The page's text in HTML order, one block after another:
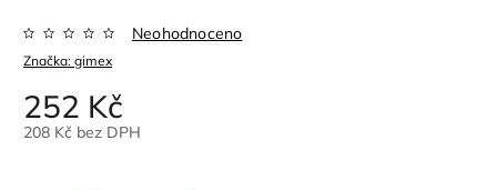
Značka: gimex
Neohodnoceno
252 Kč
208 Kč bez DPH